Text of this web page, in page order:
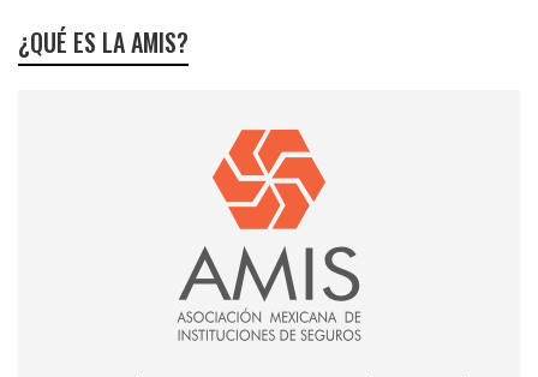
¿QUÉ ES LA AMIS?